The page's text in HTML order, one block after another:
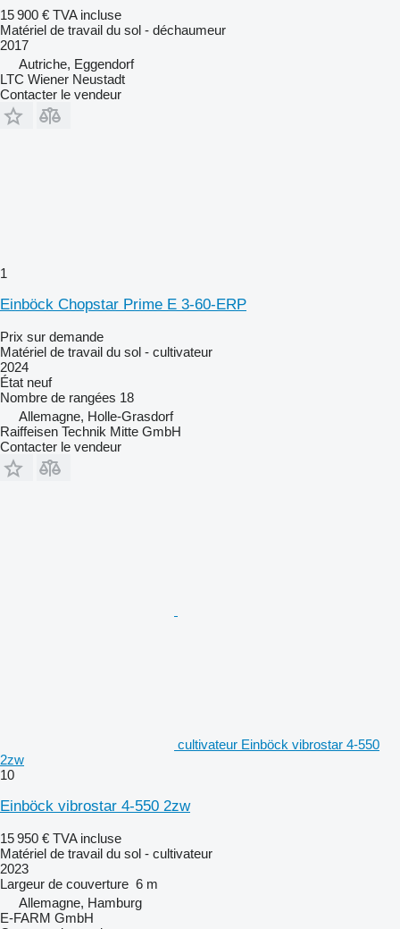
15 900 € TVA incluse
Matériel de travail du sol - déchaumeur
2017
Autriche, Eggendorf
LTC Wiener Neustadt
Contacter le vendeur
1
Einböck Chopstar Prime E 3-60-ERP
Prix sur demande
Matériel de travail du sol - cultivateur
2024
État neuf
Nombre de rangées 18
Allemagne, Holle-Grasdorf
Raiffeisen Technik Mitte GmbH
Contacter le vendeur
cultivateur Einböck vibrostar 4-550
2zw
10
Einböck vibrostar 4-550 2zw
15 950 € TVA incluse
Matériel de travail du sol - cultivateur
2023
Largeur de couverture 6 m
Allemagne, Hamburg
E-FARM GmbH